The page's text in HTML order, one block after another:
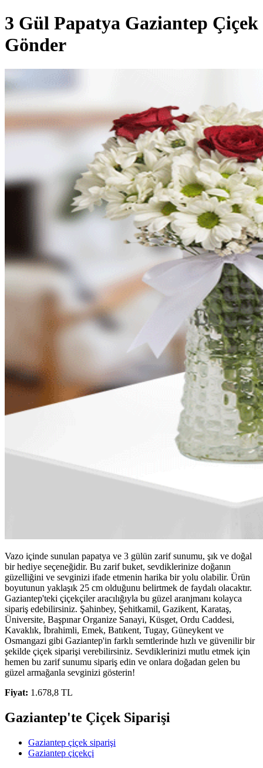
3 Gül Papatya Gaziantep Çiçek
Gönder
Vazo içinde sunulan papatya ve 3 gülün zarif sunumu, şık ve doğal
bir hediye seçeneğidir. Bu zarif buket, sevdiklerinize doğanın
güzelliğini ve sevginizi ifade etmenin harika bir yolu olabilir. Ürün
boyutunun yaklaşık 25 cm olduğunu belirtmek de faydalı olacaktır.
Gaziantep'teki çiçekçiler aracılığıyla bu güzel aranjmanı kolayca
sipariş edebilirsiniz. Şahinbey, Şehitkamil, Gazikent, Karataş,
Üniversite, Başpınar Organize Sanayi, Küsget, Ordu Caddesi,
Kavaklık, İbrahimli, Emek, Batıkent, Tugay, Güneykent ve
Osmangazi gibi Gaziantep'in farklı semtlerinde hızlı ve güvenilir bir
şekilde çiçek siparişi verebilirsiniz. Sevdiklerinizi mutlu etmek için
hemen bu zarif sunumu sipariş edin ve onlara doğadan gelen bu
güzel armağanla sevginizi gösterin!
Fiyat: 1.678,8 TL
Gaziantep'te Çiçek Siparişi
Gaziantep çiçek siparişi
Gaziantep çiçekçi